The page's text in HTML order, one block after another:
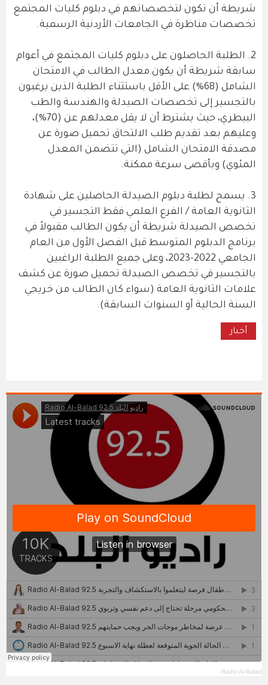
شريطة أن تكون لتخصصاتهم في دبلوم كليات المجتمع
تخصصات مناظرة في الجامعات الأردنية الرسمية.
2. الطلبة الحاصلون على دبلوم كليات المجتمع في أعوام
سابقة شريطة أن يكون معدل الطالب في الامتحان
الشامل (68%) على الأقل باستثناء الطلبة الذين يرغبون
بالتجسير إلى تخصصات الصيدلة والهندسة والطب
البيطري، حيث يشترط أن لا يقل معدلهم عن (70%)،
وعليهم بعد تقديم طلب الالتحاق تحميل صورة عن
مصدقة الامتحان الشامل (التي تتضمن المعدل
المئوي) وبأقصى سرعة ممكنة.
3. يسمح لطلبة دبلوم الصيدلة الحاصلين على شهادة
الثانوية العامة / الفرع العلمي فقط التجسير في
تخصص الصيدلة شريطة أن يكون الطالب مقبولاً في
برنامج الدبلوم المتوسط قبل الفصل الأول من العام
الجامعي 2022-2023، وعلى جميع الطلبة الراغبين
بالتجسير في تخصص الصيدلة تحميل صورة عن كشف
علامات الثانوية العامة (سواء كان الطالب من خريجي
السنة الحالية أو السنوات السابقة).
أخبار
Radio Al-Balad